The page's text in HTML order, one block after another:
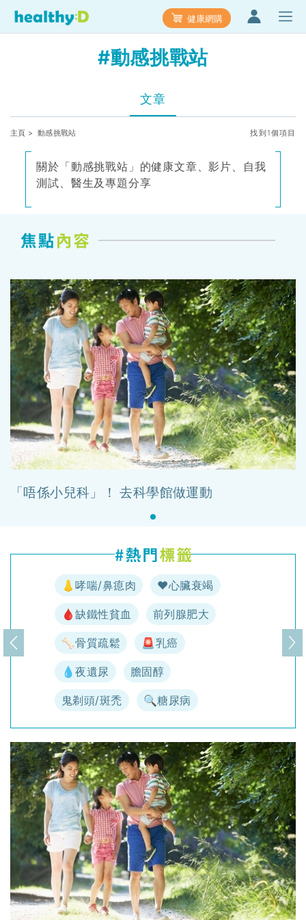
健康網購
#動感挑戰站
文章
主頁 > 動感挑戰站 找到1個項目
關於「動感挑戰站」的健康文章、影片、自我
測試、醫生及專題分享
「唔係小兒科」！ 去科學館做運動
👃哮喘/鼻瘜肉 ♥️心臟衰竭
🩸缺鐵性貧血 前列腺肥大
🦴骨質疏鬆 🚨乳癌
💧夜遺尿 膽固醇
鬼剃頭/斑禿 🔍糖尿病
上一頁 下